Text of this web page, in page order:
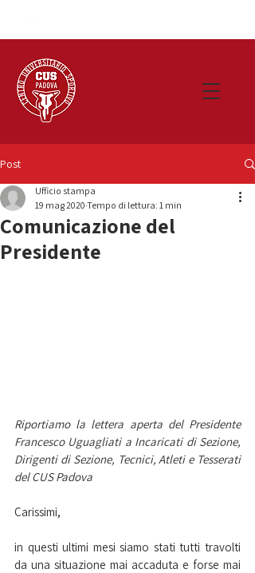
Post
Comunicazione del
Presidente
Ufficio stampa
19 mag 2020 Tempo di lettura: 1 min
Riportiamo la lettera aperta del Presidente
Francesco Uguagliati a Incaricati di Sezione,
Dirigenti di Sezione, Tecnici, Atleti e Tesserati
del CUS Padova
Carissimi,
in questi ultimi mesi siamo stati tutti travolti
da una situazione mai accaduta e forse mai